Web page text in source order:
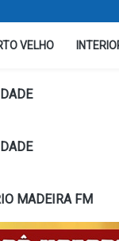
VELHO
MADEIRA FM